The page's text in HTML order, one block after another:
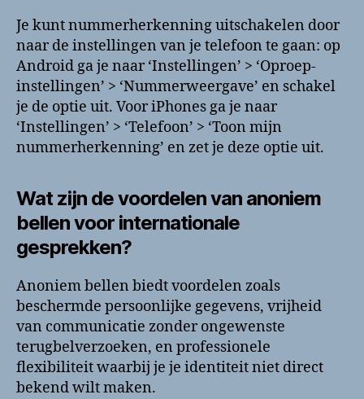
Je kunt nummerherkenning uitschakelen door
naar de instellingen van je telefoon te gaan: op
Android ga je naar ‘Instellingen’ > ‘Oproep-
instellingen’ > ‘Nummerweergave’ en schakel
je de optie uit. Voor iPhones ga je naar
‘Instellingen’ > ‘Telefoon’ > ‘Toon mijn
nummerherkenning’ en zet je deze optie uit.
Wat zijn de voordelen van anoniem
bellen voor internationale
gesprekken?
Anoniem bellen biedt voordelen zoals
beschermde persoonlijke gegevens, vrijheid
van communicatie zonder ongewenste
terugbelverzoeken, en professionele
flexibiliteit waarbij je je identiteit niet direct
bekend wilt maken.